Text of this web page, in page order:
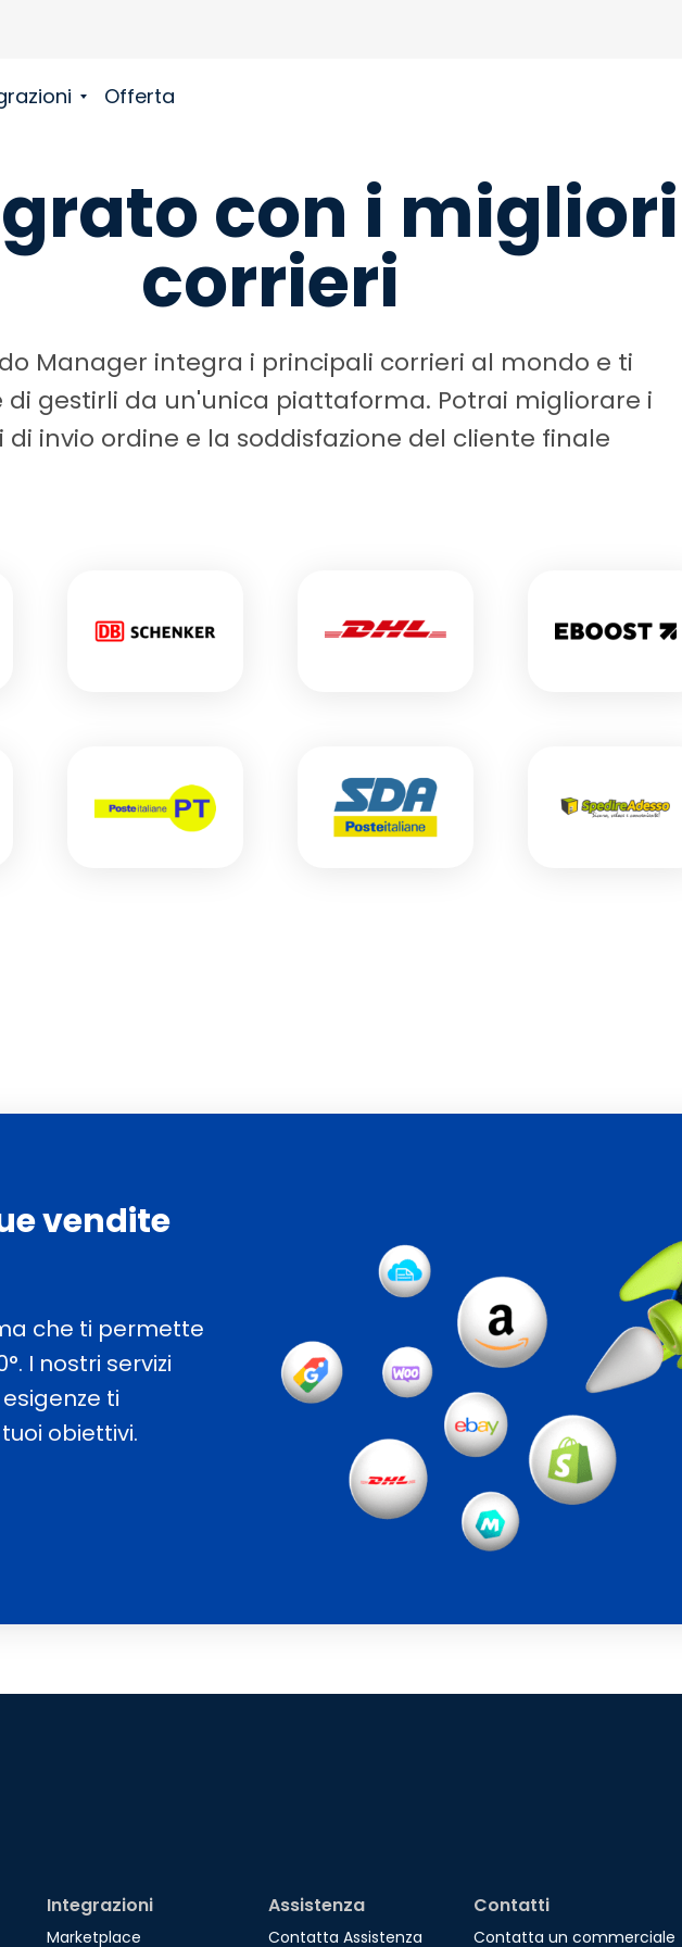
Offerta
con i migliori
corrieri
Manager integra i principali corrieri al mondo e ti
di gestirli da un'unica piattaforma. Potrai migliorare i
invio ordine e la soddisfazione del cliente finale
vendite
che ti permette
I nostri servizi
ti
obiettivi.
Integrazioni
Marketplace
Assistenza
Contatta Assistenza
Contatti
Contatta un commerciale